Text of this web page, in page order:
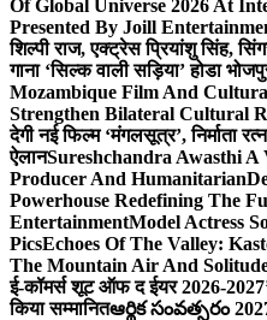
Of Global Universe 2026 At
Presented By Joill
शिल्पी राज, एक्ट्रेस प्रियांशु सिंह,
गाना ‘सिल्क वाली सड़िया’ होडा
Mozambique Film And
Strengthen Bilateral Cultural
देगी नई फिल्म ‘मंगलसूत्र’, निर्माता
ऐलानSureshchandra Awasthi
Producer And Humanitarian
Powerhouse Redefining The
EntertainmentModel Actress
PicsEchoes Of The Valley:
The Mountain Air And
ई-कॉमर्स शूट ऑफ द ईयर 2026-
किया सम्मानितఆర్థిక సంవత్సరం